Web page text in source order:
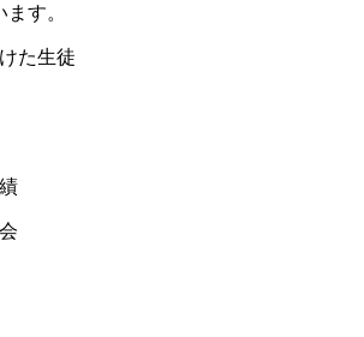
す。
た生徒